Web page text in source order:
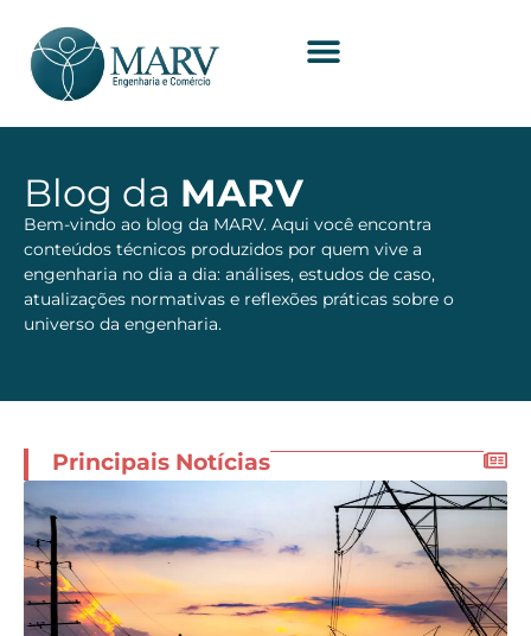
Blog da MARV
Bem-vindo ao blog da MARV. Aqui você encontra
conteúdos técnicos produzidos por quem vive a
engenharia no dia a dia: análises, estudos de caso,
atualizações normativas e reflexões práticas sobre o
universo da engenharia.
Principais Notícias